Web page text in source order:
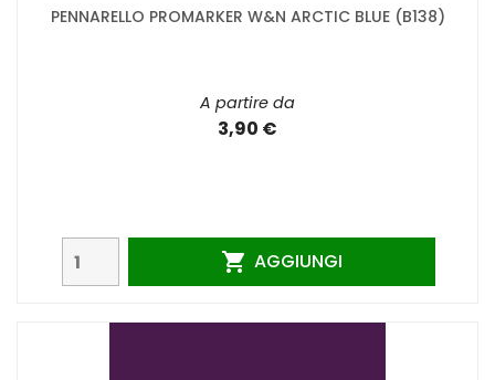
PENNARELLO PROMARKER W&N ARCTIC BLUE (B138)
A partire da
3,90 €
 AGGIUNGI